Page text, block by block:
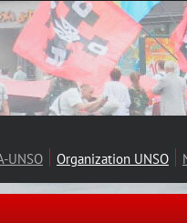
UNSO Organization UNSO